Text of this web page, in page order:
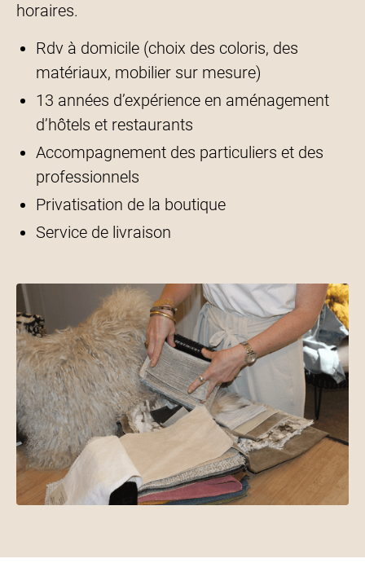
horaires.
Rdv à domicile (choix des coloris, des
matériaux, mobilier sur mesure)
13 années d’expérience en aménagement
d’hôtels et restaurants
Accompagnement des particuliers et des
professionnels
Privatisation de la boutique
Service de livraison